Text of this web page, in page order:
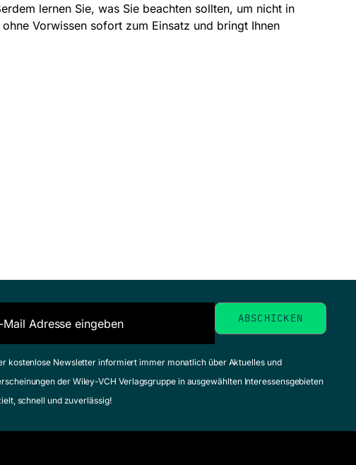
lernen Sie, was Sie beachten sollten, um nicht in
Vorwissen sofort zum Einsatz und bringt Ihnen
kostenlose Newsletter informiert immer monatlich über Aktuelles und
der Wiley-VCH Verlagsgruppe in ausgewählten Interessensgebieten
schnell und zuverlässig!